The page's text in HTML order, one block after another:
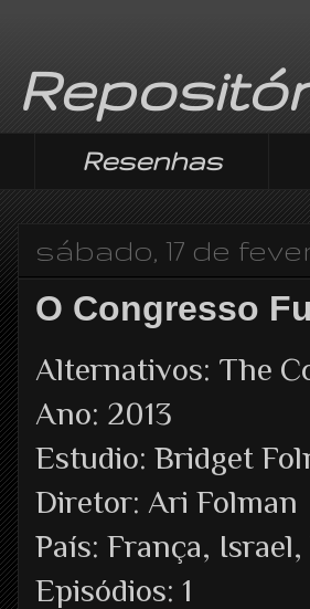
Resenhas
sábado, 17 de
O Congresso
Ano: 2013
Estudio: Bridget
Diretor: Ari Folman
País: França,
Episódios: 1